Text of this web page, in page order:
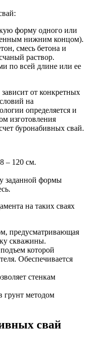
форму одного или
нижним концом).
смесь бетона и
раствор.
по всей длине или ее
от конкретных
на
определяется и
изготовления
буронабивных свай.
– 120 см.
заданной формы
на таких сваях
предусматривающая
скважины.
которой
Обеспечивается
стенкам
грунт методом
свай